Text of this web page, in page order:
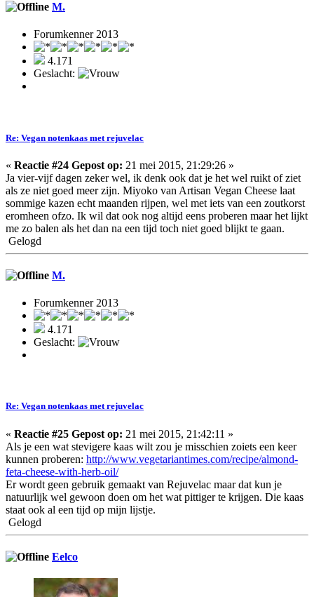
M.
Forumkenner 2013
4.171
Geslacht:
Re: Vegan notenkaas met rejuvelac
« Reactie #24 Gepost op: 21 mei 2015, 21:29:26 »
Ja vier-vijf dagen zeker wel, ik denk ook dat je het wel ruikt of ziet
als ze niet goed meer zijn. Miyoko van Artisan Vegan Cheese laat
sommige kazen echt maanden rijpen, wel met iets van een zoutkorst
eromheen ofzo. Ik wil dat ook nog altijd eens proberen maar het lijkt
me zo balen als het dan na een tijd toch niet goed blijkt te gaan.
Gelogd
M.
Forumkenner 2013
4.171
Geslacht:
Re: Vegan notenkaas met rejuvelac
« Reactie #25 Gepost op: 21 mei 2015, 21:42:11 »
Als je een wat stevigere kaas wilt zou je misschien zoiets een keer
kunnen proberen: http://www.vegetariantimes.com/recipe/almond-
feta-cheese-with-herb-oil/
Er wordt geen gebruik gemaakt van Rejuvelac maar dat kun je
natuurlijk wel gewoon doen om het wat pittiger te krijgen. Die kaas
staat ook al een tijd op mijn lijstje.
Gelogd
Eelco